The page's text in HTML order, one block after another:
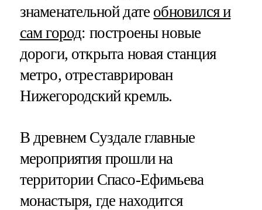
знаменательной дате обновился и
сам город: построены новые
дороги, открыта новая станция
метро, отреставрирован
Нижегородский кремль.
В древнем Суздале главные
мероприятия прошли на
территории Спасо-Ефимьева
монастыря, где находится